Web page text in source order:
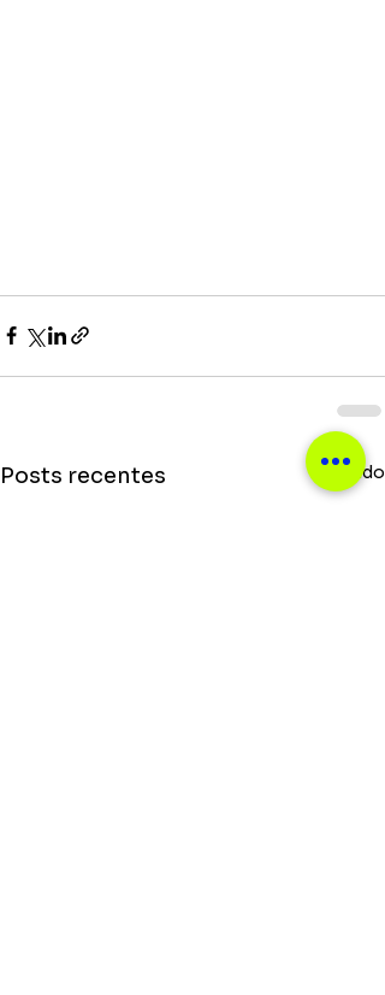
Posts recentes Ver tudo